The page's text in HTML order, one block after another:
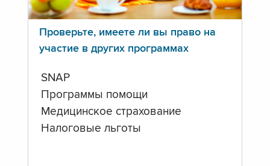
Проверьте, имеете ли вы право на
участие в других программах
SNAP
Программы помощи
Медицинское страхование
Налоговые льготы